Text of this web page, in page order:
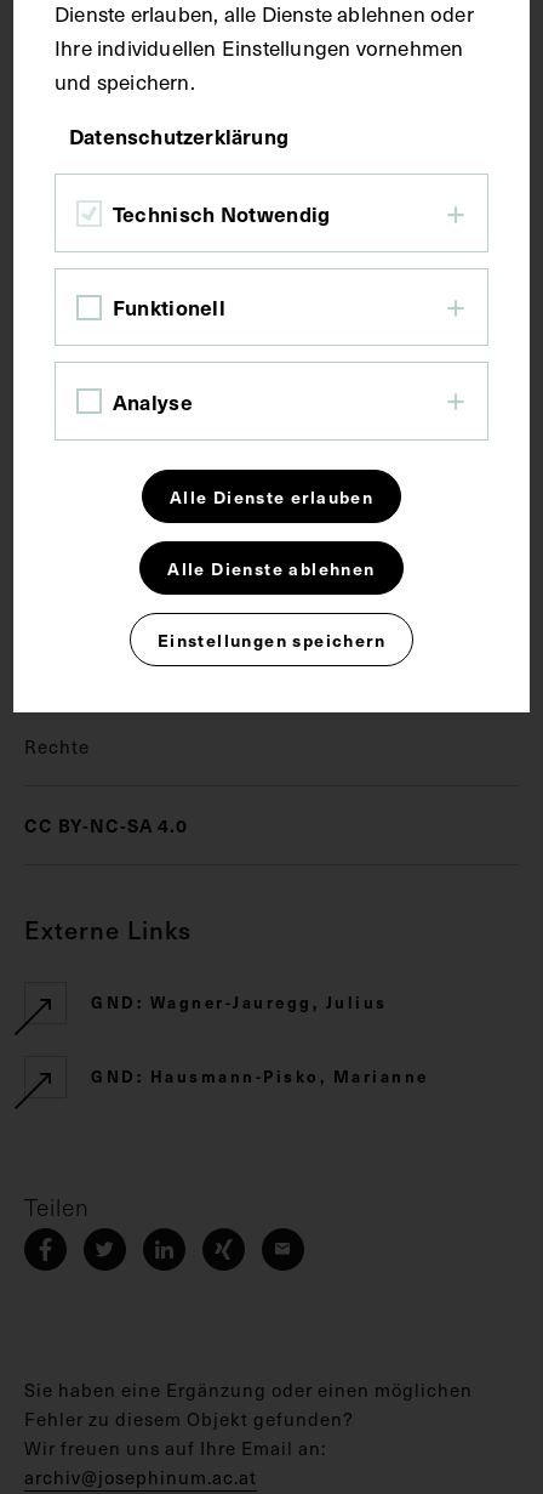
Technik
Druck
Maße
Bildmaß 37,7 x 28,6 cm
Kurzbeschreibung
Die Vorlage stammt von Marianne Hausmann-Pisko.
Neg. I 75/22, 23
Schlagwörter
Nobelpreis für Medizin
Psychiatrie
Rechte
CC BY-NC-SA 4.0
Externe Links
GND: Wagner-Jauregg, Julius
GND: Hausmann-Pisko, Marianne
Teilen
Sie haben eine Ergänzung oder einen möglichen
Fehler zu diesem Objekt gefunden?
Wir freuen uns auf Ihre Email an:
archiv@josephinum.ac.at
Dienste erlauben, alle Dienste ablehnen oder
Ihre individuellen Einstellungen vornehmen
und speichern.
Datenschutzerklärung
Technisch Notwendig
Funktionell
Analyse
Alle Dienste erlauben
Alle Dienste ablehnen
Einstellungen speichern